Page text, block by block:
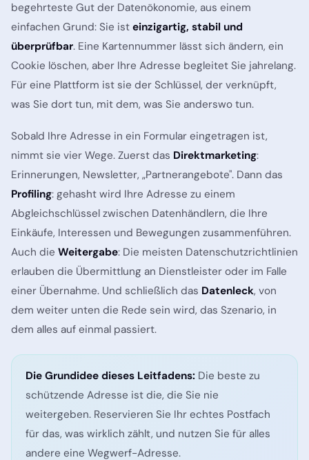
begehrteste Gut der Datenökonomie, aus einem
einfachen Grund: Sie ist einzigartig, stabil und
überprüfbar. Eine Kartennummer lässt sich ändern, ein
Cookie löschen, aber Ihre Adresse begleitet Sie jahrelang.
Für eine Plattform ist sie der Schlüssel, der verknüpft,
was Sie dort tun, mit dem, was Sie anderswo tun.
Sobald Ihre Adresse in ein Formular eingetragen ist,
nimmt sie vier Wege. Zuerst das Direktmarketing:
Erinnerungen, Newsletter, „Partnerangebote". Dann das
Profiling: gehasht wird Ihre Adresse zu einem
Abgleichschlüssel zwischen Datenhändlern, die Ihre
Einkäufe, Interessen und Bewegungen zusammenführen.
Auch die Weitergabe: Die meisten Datenschutzrichtlinien
erlauben die Übermittlung an Dienstleister oder im Falle
einer Übernahme. Und schließlich das Datenleck, von
dem weiter unten die Rede sein wird, das Szenario, in
dem alles auf einmal passiert.
Die Grundidee dieses Leitfadens: Die beste zu
schützende Adresse ist die, die Sie nie
weitergeben. Reservieren Sie Ihr echtes Postfach
für das, was wirklich zählt, und nutzen Sie für alles
andere eine Wegwerf-Adresse.